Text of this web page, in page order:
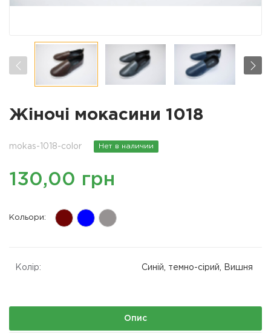
Жіночі мокасини 1018
mokas-1018-color Нет в наличии
130,00 грн
Кольори:
Колір: Синій, темно-сірий, Вишня
Опис